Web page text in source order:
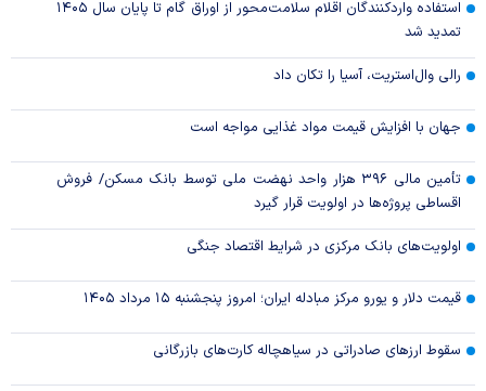
استفاده واردکنندگان اقلام سلامت‌محور از اوراق گام تا پایان سال ۱۴۰۵
تمدید شد
رالی وال‌استریت، آسیا را تکان داد
جهان با افزایش قیمت مواد غذایی مواجه است
تأمین مالی ۳۹۶ هزار واحد نهضت ملی توسط بانک مسکن/ فروش
اقساطی پروژه‌ها در اولویت قرار گیرد
اولویت‌های بانک مرکزی در شرایط اقتصاد جنگی
قیمت دلار و یورو مرکز مبادله ایران؛ امروز پنجشنبه ۱۵ مرداد ۱۴۰۵
سقوط ارزهای صادراتی در سیاهچاله کارت‌های بازرگانی